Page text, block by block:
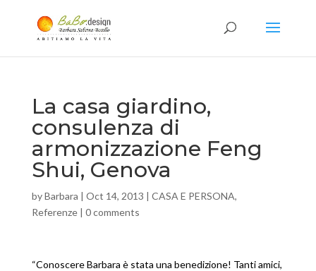
La casa giardino,
consulenza di
armonizzazione Feng
Shui, Genova
byBarbara | Oct 14, 2013 | CASA E PERSONA,
Referenze| 0 comments
“Conoscere Barbara è stata una benedizione! Tanti amici,